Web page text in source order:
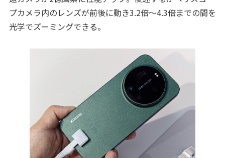
プカメラ内のレンズが前後に動き3.2倍～4.3倍までの間を
光学でズーミングできる。